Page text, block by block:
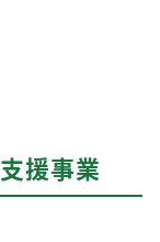
援事業